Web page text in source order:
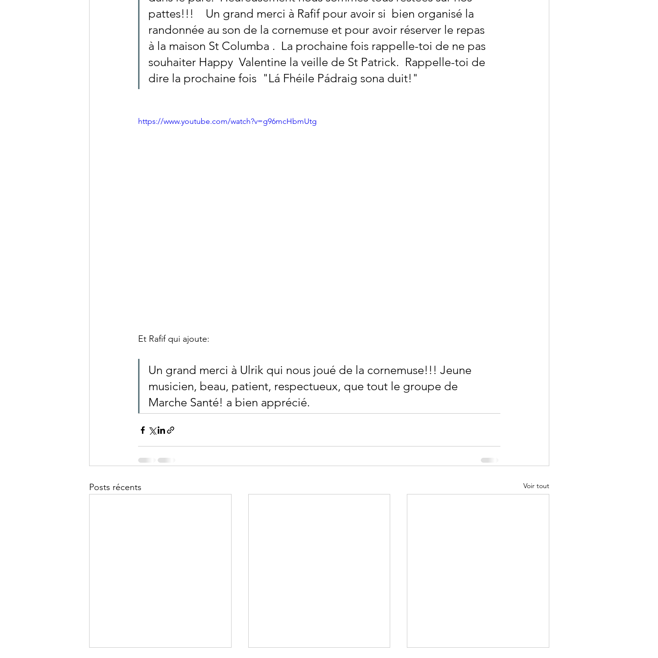
pattes!!!    Un grand merci à Rafif pour avoir si  bien organisé la
randonnée au son de la cornemuse et pour avoir réserver le repas
à la maison St Columba .  La prochaine fois rappelle-toi de ne pas
souhaiter Happy  Valentine la veille de St Patrick.  Rappelle-toi de
dire la prochaine fois  "Lá Fhéile Pádraig sona duit!"
https://www.youtube.com/watch?v=g96mcHbmUtg
Et Rafif qui ajoute:
Un grand merci à Ulrik qui nous joué de la cornemuse!!! Jeune
musicien, beau, patient, respectueux, que tout le groupe de
Marche Santé! a bien apprécié.
Posts récents Voir tout